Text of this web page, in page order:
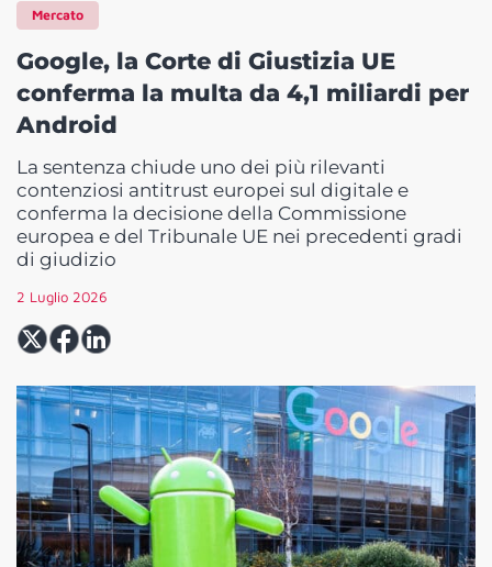
Mercato
Google, la Corte di Giustizia UE
conferma la multa da 4,1 miliardi per
Android
La sentenza chiude uno dei più rilevanti
contenziosi antitrust europei sul digitale e
conferma la decisione della Commissione
europea e del Tribunale UE nei precedenti gradi
di giudizio
2 Luglio 2026